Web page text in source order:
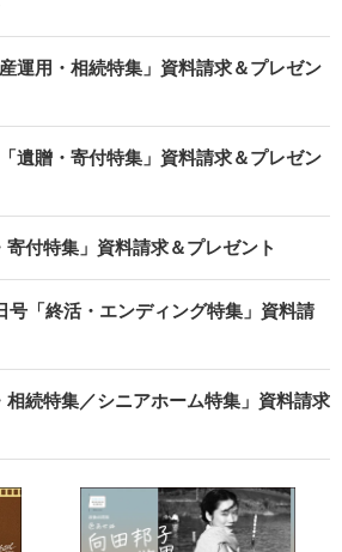
運用・相続特集」資料請求＆プレゼン
遺贈・寄付特集」資料請求＆プレゼン
付特集」資料請求＆プレゼント
号「終活・エンディング特集」資料請
続特集／シニアホーム特集」資料請求